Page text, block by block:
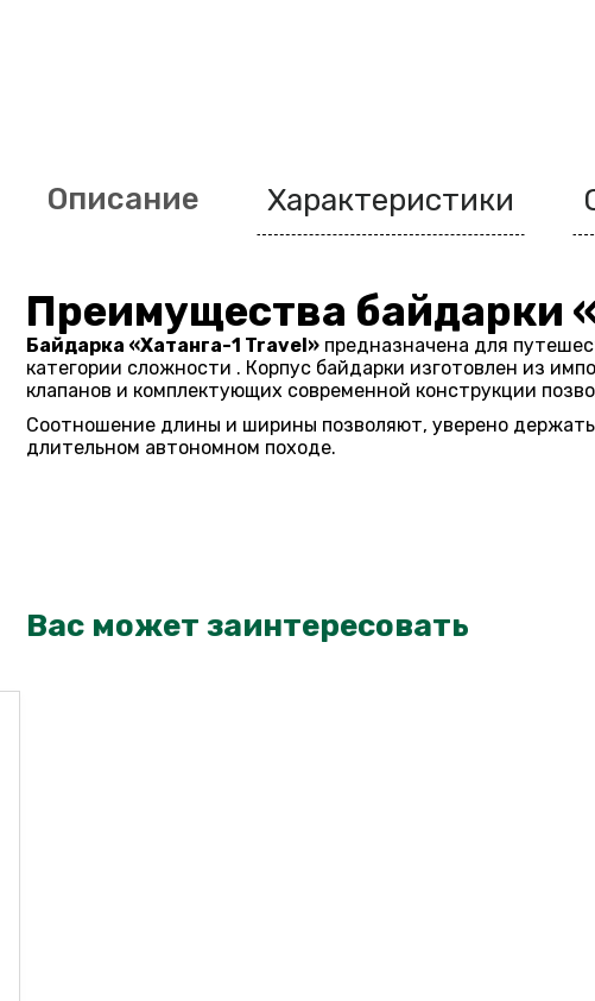
Описание Характеристики
Преимущества байдарки
Байдарка «Хатанга-1 Travel» предназначена для
категории сложности . Корпус байдарки изготовлен из
клапанов и комплектующих современной конструкции
Соотношение длины и ширины позволяют, уверено
длительном автономном походе.
Вас может заинтересовать